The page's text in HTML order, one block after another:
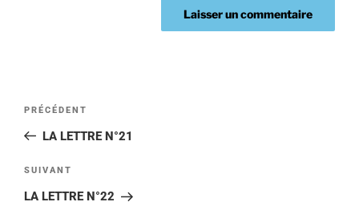
PRÉCÉDENT
LA LETTRE N°21
SUIVANT
LA LETTRE N°22